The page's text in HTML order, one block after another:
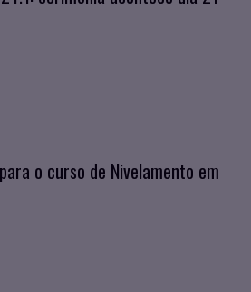
o curso de Nivelamento em